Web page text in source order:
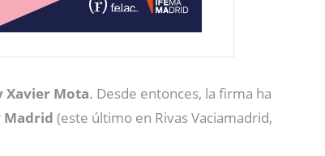
Xavier Mota. Desde entonces, la firma ha
Madrid (este último en Rivas Vaciamadrid,